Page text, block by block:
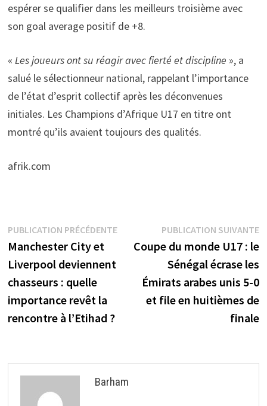
espérer se qualifier dans les meilleurs troisième avec
son goal average positif de +8.
« Les joueurs ont su réagir avec fierté et discipline », a
salué le sélectionneur national, rappelant l’importance
de l’état d’esprit collectif après les déconvenues
initiales. Les Champions d’Afrique U17 en titre ont
montré qu’ils avaient toujours des qualités.
afrik.com
Navigation
de
l’article
PUBLICATION PRÉCÉDENTEPublication
précédente :
Manchester City et
Liverpool deviennent
chasseurs : quelle
importance revêt la
rencontre à l’Etihad ?
PUBLICATION SUIVANTE
Coupe du monde U17 : le
Sénégal écrase les
Émirats arabes unis 5-0
et file en huitièmes de
finale
Barham